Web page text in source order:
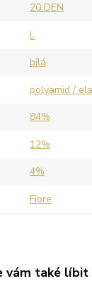
20 DEN
L
bílá
polyamid /
84%
12%
4%
Fiore
vám také líbit